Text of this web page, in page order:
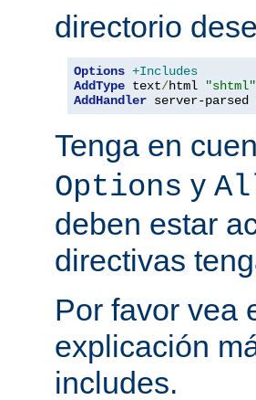
directorio
Options +Includes
AddType text/html
"shtml"
AddHandler server-parsed
Tenga en
Options y
deben estar
directivas
Por favor vea
explicación
includes.